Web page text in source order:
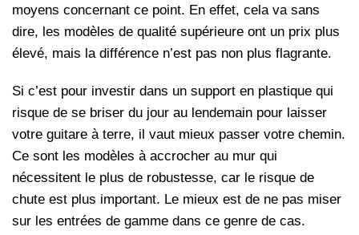
moyens concernant ce point. En effet, cela va sans
dire, les modèles de qualité supérieure ont un prix plus
élevé, mais la différence n’est pas non plus flagrante.
Si c’est pour investir dans un support en plastique qui
risque de se briser du jour au lendemain pour laisser
votre guitare à terre, il vaut mieux passer votre chemin.
Ce sont les modèles à accrocher au mur qui
nécessitent le plus de robustesse, car le risque de
chute est plus important. Le mieux est de ne pas miser
sur les entrées de gamme dans ce genre de cas.